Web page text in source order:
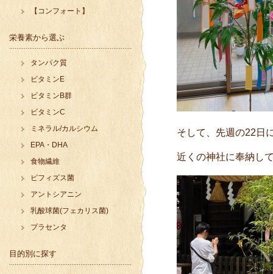
そして、先週の22日
近くの神社に奉納し
【コンフォート】
栄養素から選ぶ
タンパク質
ビタミンE
ビタミンB群
ビタミンC
ミネラル/カルシウム
EPA・DHA
食物繊維
ビフィズス菌
アントシアニン
乳酸球菌(フェカリス菌)
プラセンタ
目的別に探す